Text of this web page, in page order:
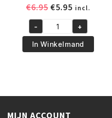
€6.95 Oorspronkelijke
was:
€6.95.
€5.95Huidige
prijs
is:
€5.95.
incl.
African
Pride
Shea
Moisturizer
- +
In Winkelmand